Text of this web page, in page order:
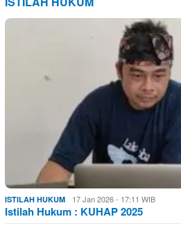
ISTILAH HUKUM 17 Jan 2026 - 17:11 WIB
Istilah Hukum : KUHAP 2025